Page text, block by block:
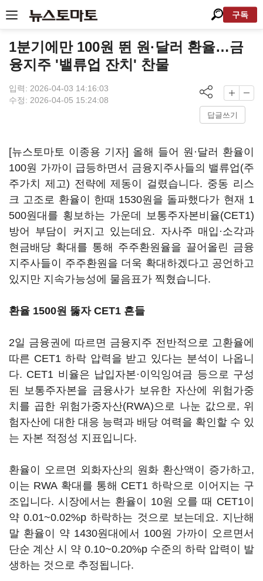
구독
1분기에만 100원 뛴 원·달러 환율…금
융지주 '밸류업 잔치' 찬물
입력: 2026-04-03 14:16:03
수정: 2026-04-05 15:24:08
답글쓰기
[뉴스토마토 이종용 기자] 올해 들어 원·달러 환율이
100원 가까이 급등하면서 금융지주사들의 밸류업(주
주가치 제고) 전략에 제동이 걸렸습니다. 중동 리스
크 고조로 환율이 한때 1530원을 돌파했다가 현재 1
500원대를 횡보하는 가운데 보통주자본비율(CET1)
방어 부담이 커지고 있는데요. 자사주 매입·소각과
현금배당 확대를 통해 주주환원율을 끌어올린 금융
지주사들이 주주환원을 더욱 확대하겠다고 공언하고
있지만 지속가능성에 물음표가 찍혔습니다.
환율 1500원 뚫자 CET1 흔들
2일 금융권에 따르면 금융지주 전반적으로 고환율에
따른 CET1 하락 압력을 받고 있다는 분석이 나옵니
다. CET1 비율은 납입자본·이익잉여금 등으로 구성
된 보통주자본을 금융사가 보유한 자산에 위험가중
치를 곱한 위험가중자산(RWA)으로 나눈 값으로, 위
험자산에 대한 대응 능력과 배당 여력을 확인할 수 있
는 자본 적정성 지표입니다.
환율이 오르면 외화자산의 원화 환산액이 증가하고,
이는 RWA 확대를 통해 CET1 하락으로 이어지는 구
조입니다. 시장에서는 환율이 10원 오를 때 CET1이
약 0.01~0.02%p 하락하는 것으로 보는데요. 지난해
말 환율이 약 1430원대에서 100원 가까이 오르면서
단순 계산 시 약 0.10~0.20%p 수준의 하락 압력이 발
생하는 것으로 추정됩니다.